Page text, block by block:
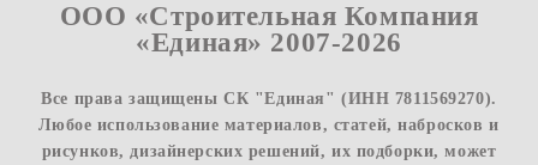
ООО «Строительная Компания
«Единая» 2007-2026
Все права защищены СК "Единая" (ИНН 7811569270).
Любое использование материалов, статей, набросков и
рисунков, дизайнерских решений, их подборки, может